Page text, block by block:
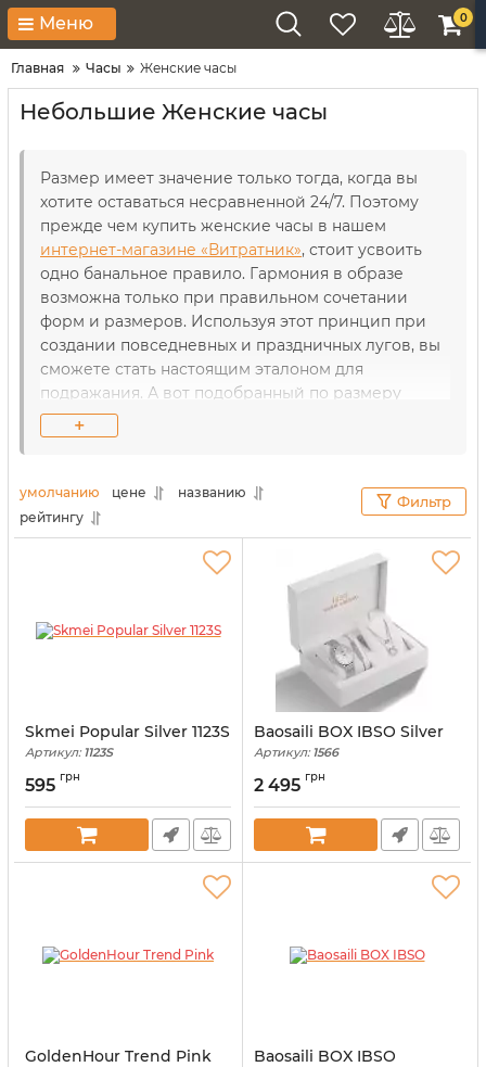
Меню 0
Главная Часы Женские часы
Небольшие Женские часы
Размер имеет значение только тогда, когда вы
хотите оставаться несравненной 24/7. Поэтому
прежде чем купить женские часы в нашем
интернет-магазине «Витратник», стоит усвоить
одно банальное правило. Гармония в образе
возможна только при правильном сочетании
форм и размеров. Используя этот принцип при
создании повседневных и праздничных лугов, вы
сможете стать настоящим эталоном для
подражания. А вот подобранный по размеру
аксессуар лишь усилит вашу особенность. Итак,
заглянем в мир пропорций, в котором каждая
+
умолчанию цене
названию
рейтингу
Фильтр
Skmei Popular Silver 1123S
Артикул:1123S
595 грн
Baosaili BOX IBSO Silver
Артикул:1566
2 495 грн
GoldenHour Trend Pink Baosaili BOX IBSO